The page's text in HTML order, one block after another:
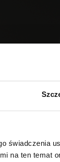
świadczenia
na ten temat